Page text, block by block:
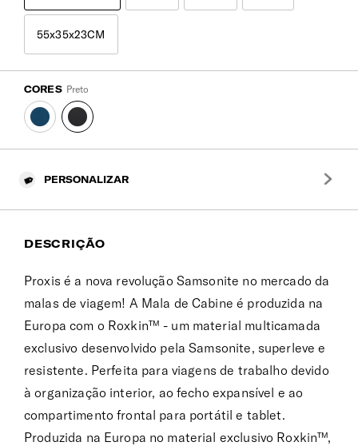
55x35x23CM
CORES Preto
PERSONALIZAR
DESCRIÇÃO
Proxis é a nova revolução Samsonite no mercado da
malas de viagem! A Mala de Cabine é produzida na
Europa com o Roxkin™ - um material multicamada
exclusivo desenvolvido pela Samsonite, superleve e
resistente. Perfeita para viagens de trabalho devido
à organização interior, ao fecho expansível e ao
compartimento frontal para portátil e tablet.
Produzida na Europa no material exclusivo Roxkin™,